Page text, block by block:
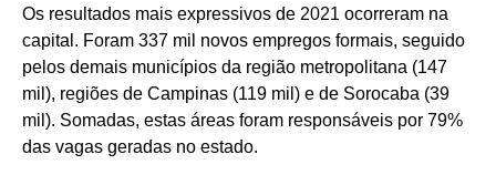
Os resultados mais expressivos de 2021 ocorreram na
capital. Foram 337 mil novos empregos formais, seguido
pelos demais municípios da região metropolitana (147
mil), regiões de Campinas (119 mil) e de Sorocaba (39
mil). Somadas, estas áreas foram responsáveis por 79%
das vagas geradas no estado.